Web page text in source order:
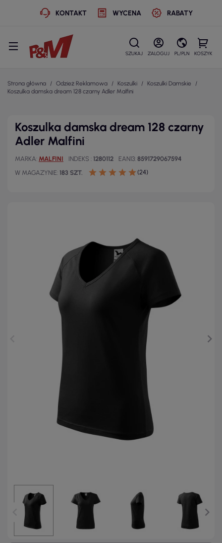
KONTAKT WYCENA RABATY
SZUKAJ ZALOGUJ PL/PLN KOSZYK
Strona główna Odzież Reklamowa Koszulki
Koszulki Damskie
Koszulka damska dream 128 czarny Adler Malfini
Koszulka damska dream 128 czarny
Adler Malfini
MARKA MALFINI INDEKS 1280112 EAN13 8591729067594
W MAGAZYNIE 183 SZT. (24)